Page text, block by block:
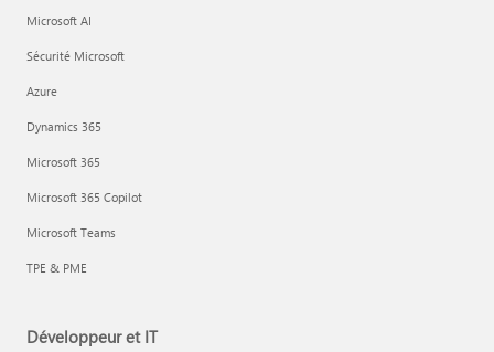
Microsoft AI
Sécurité Microsoft
Azure
Dynamics 365
Microsoft 365
Microsoft 365 Copilot
Microsoft Teams
TPE & PME
Développeur et IT